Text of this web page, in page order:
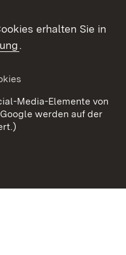
erhalten Sie in
.
Media-Elemente von
werden auf der